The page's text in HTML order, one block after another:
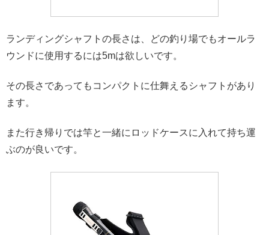
ランディングシャフトの長さは、どの釣り場でもオールラ
ウンドに使用するには5mは欲しいです。
その長さであってもコンパクトに仕舞えるシャフトがあり
ます。
また行き帰りでは竿と一緒にロッドケースに入れて持ち運
ぶのが良いです。